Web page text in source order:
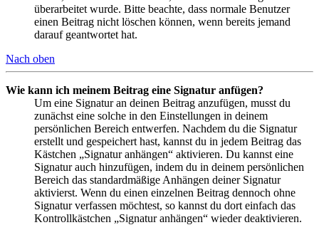
überarbeitet wurde. Bitte beachte, dass normale Benutzer
einen Beitrag nicht löschen können, wenn bereits jemand
darauf geantwortet hat.
Nach oben
Wie kann ich meinem Beitrag eine Signatur anfügen?
Um eine Signatur an deinen Beitrag anzufügen, musst du
zunächst eine solche in den Einstellungen in deinem
persönlichen Bereich entwerfen. Nachdem du die Signatur
erstellt und gespeichert hast, kannst du in jedem Beitrag das
Kästchen „Signatur anhängen“ aktivieren. Du kannst eine
Signatur auch hinzufügen, indem du in deinem persönlichen
Bereich das standardmäßige Anhängen deiner Signatur
aktivierst. Wenn du einen einzelnen Beitrag dennoch ohne
Signatur verfassen möchtest, so kannst du dort einfach das
Kontrollkästchen „Signatur anhängen“ wieder deaktivieren.